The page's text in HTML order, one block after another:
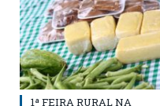
1ª FEIRA RURAL NA